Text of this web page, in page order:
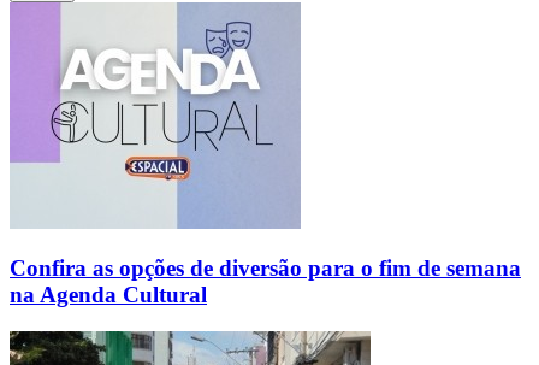
Confira as opções de diversão para o fim de semana
na Agenda Cultural